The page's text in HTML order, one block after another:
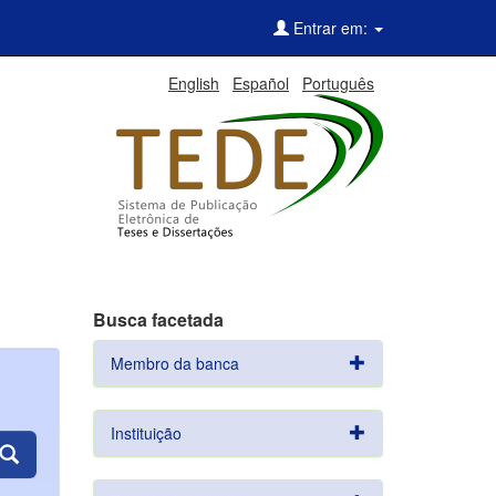
Entrar em:
English Español Português
Busca facetada
Membro da banca
Instituição